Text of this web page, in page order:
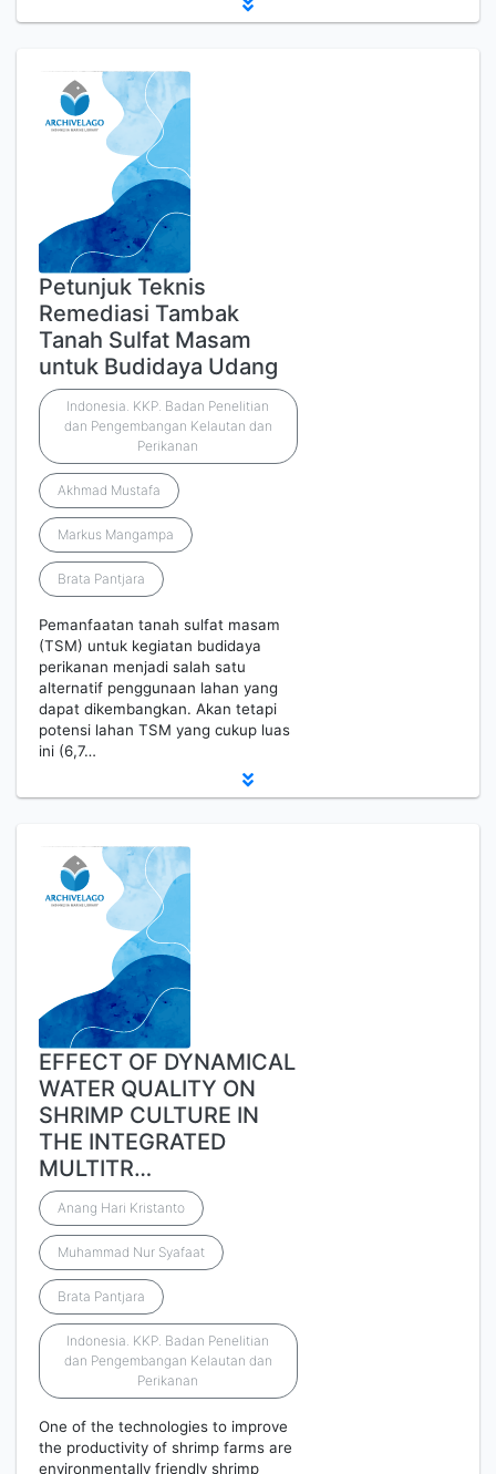
Petunjuk Teknis
Remediasi Tambak
Tanah Sulfat Masam
untuk Budidaya Udang
Indonesia. KKP. Badan Penelitian
dan Pengembangan Kelautan dan
Perikanan
Akhmad Mustafa
Markus Mangampa
Brata Pantjara
Pemanfaatan tanah sulfat masam
(TSM) untuk kegiatan budidaya
perikanan menjadi salah satu
alternatif penggunaan lahan yang
dapat dikembangkan. Akan tetapi
potensi lahan TSM yang cukup luas
ini (6,7…
EFFECT OF DYNAMICAL
WATER QUALITY ON
SHRIMP CULTURE IN
THE INTEGRATED
MULTITR…
Anang Hari Kristanto
Muhammad Nur Syafaat
Brata Pantjara
Indonesia. KKP. Badan Penelitian
dan Pengembangan Kelautan dan
Perikanan
One of the technologies to improve
the productivity of shrimp farms are
environmentally friendly shrimp